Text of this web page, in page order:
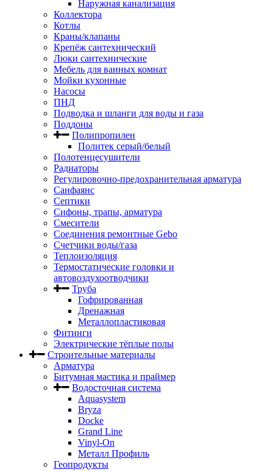
Наружная канализация
Коллектора
Котлы
Краны/клапаны
Крепёж сантехнический
Люки сантехнические
Мебель для ванных комнат
Мойки кухонные
Насосы
ПНД
Подводка и шланги для воды и газа
Поддоны
Полипропилен
Политек серый/белый
Полотенцесушители
Радиаторы
Регулировочно-предохранительная арматура
Санфаянс
Септики
Сифоны, трапы, арматура
Смесители
Соединения ремонтные Gebo
Счетчики воды/газа
Теплоизоляция
Термостатические головки и
автовоздухоотводчики
Труба
Гофрированная
Дренажная
Металлопластиковая
Фитинги
Электрические тёплые полы
Строительные материалы
Арматура
Битумная мастика и праймер
Водосточная система
Aquasystem
Bryza
Docke
Grand Line
Vinyl-On
Металл Профиль
Геопродукты